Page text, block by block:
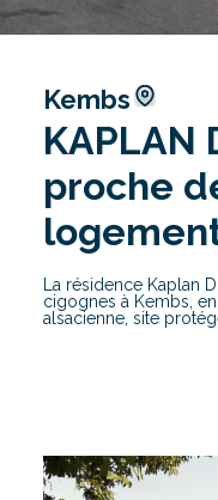
Kembs
KAPLAN
proche
La résidence Kaplan
cigognes à Kembs,
alsacienne, site